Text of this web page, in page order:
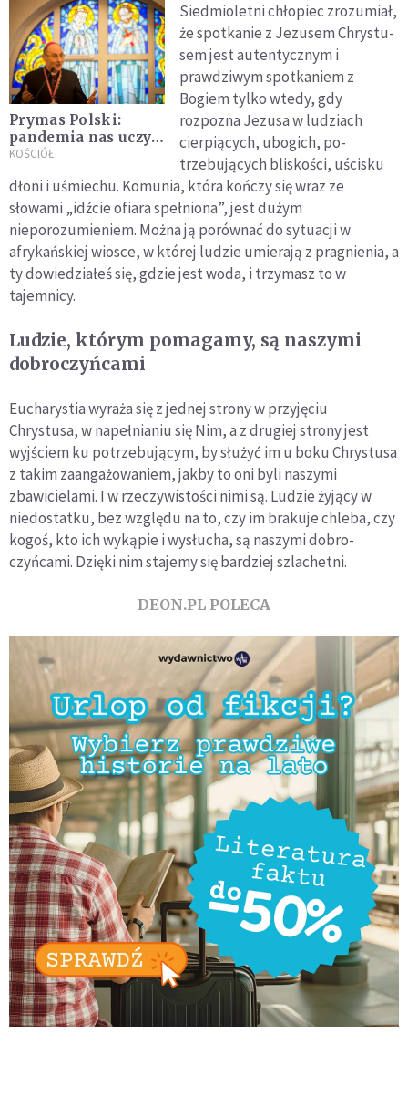
Prymas Polski:
pandemia nas uczy,
czym jest
KOŚCIÓŁ
Siedmioletni chłopiec zrozumiał,
że spotkanie z Jezusem Chrystu­
sem jest autentycznym i
prawdziwym spotkaniem z
Bogiem tylko wtedy, gdy
rozpozna Jezusa w ludziach
cierpiących, ubogich, po­
trzebujących bliskości, uścisku
dłoni i uśmiechu. Komunia, która kończy się wraz ze
słowami „idźcie ofiara spełniona”, jest dużym
nieporozumieniem. Można ją porównać do sytuacji w
afrykańskiej wiosce, w której ludzie umierają z pragnienia, a
ty dowiedziałeś się, gdzie jest woda, i trzymasz to w
tajemnicy.
Ludzie, którym pomagamy, są naszymi
dobroczyńcami
Eucharystia wyraża się z jednej strony w przyjęciu
Chrystusa, w na­pełnianiu się Nim, a z drugiej strony jest
wyjściem ku potrzebu­jącym, by służyć im u boku Chrystusa
z takim zaangażowaniem, jakby to oni byli naszymi
zbawicielami. I w rzeczywistości nimi są. Ludzie żyjący w
niedostatku, bez względu na to, czy im brakuje chleba, czy
kogoś, kto ich wykąpie i wysłucha, są naszymi dobro­
czyńcami. Dzięki nim stajemy się bardziej szlachetni.
DEON.PL POLECA